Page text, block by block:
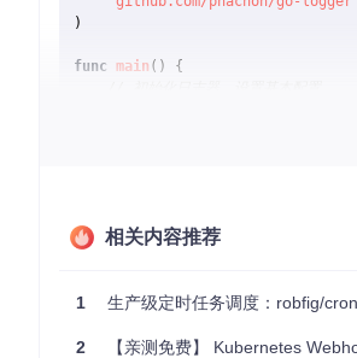
)
func main ()
{
defer logger.Close()
这段代码创建了一个新的日志记录器
相关内容推荐
1 生产级定时任务调度：robfig/
2 【亲测免费】 Kubernetes